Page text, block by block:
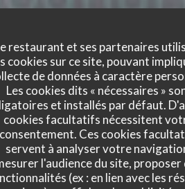
restaurant et ses partenaires
cookies sur ce site, pouvant
de données à caractère
Les cookies dits « nécessaires »
et installés par défaut.
cookies facultatifs nécessitent
consentement. Ces cookies
servent à analyser votre
l'audience du site, proposer
(ex : en lien avec les